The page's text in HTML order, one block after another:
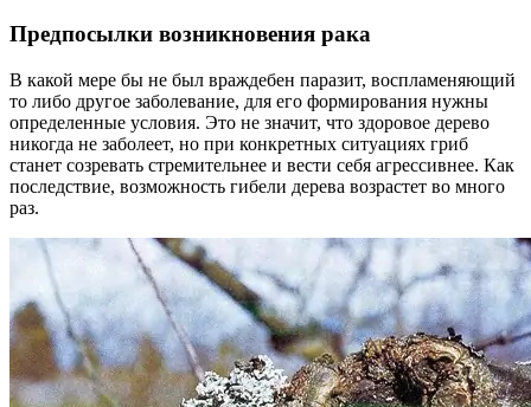
Предпосылки возникновения рака
В какой мере бы не был враждебен паразит, воспламеняющий
то либо другое заболевание, для его формирования нужны
определенные условия. Это не значит, что здоровое дерево
никогда не заболеет, но при конкретных ситуациях гриб
станет созревать стремительнее и вести себя агрессивнее. Как
последствие, возможность гибели дерева возрастет во много
раз.